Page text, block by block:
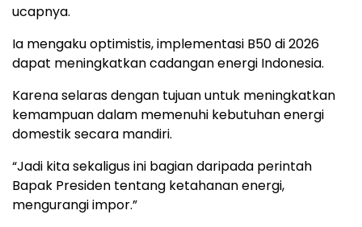
ucapnya.
Ia mengaku optimistis, implementasi B50 di 2026
dapat meningkatkan cadangan energi Indonesia.
Karena selaras dengan tujuan untuk meningkatkan
kemampuan dalam memenuhi kebutuhan energi
domestik secara mandiri.
“Jadi kita sekaligus ini bagian daripada perintah
Bapak Presiden tentang ketahanan energi,
mengurangi impor.”